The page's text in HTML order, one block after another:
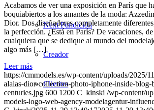
Next Fundición
Creador
Clientes
Acabamos de ver una exposición en París que
boquiabiertos a los amantes de la moda:
Dior. Dos diseñadores completamente
la perfección. ¿Está en París? De vacaciones,
cualquiera que se dedique al mundo del
algo más […]
Leer más
https://cmmodels.es/wp-content/uploads/2025/
alaias-dior-collection-photo-iphone-inside-
centuries.jpg 600 1200 C_kinski /wp-content/
models-logo-web-agency-modelagentur-